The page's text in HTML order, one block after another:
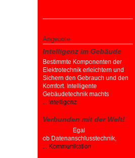
Angebote
Intelligenz im Gebäude
Bestimmte Komponenten der
Elektrotechnik erleichtern und
Sichern den Gebrauch und den
Komfort. Intelligente
Gebäudetechnik machts
... intelligenz
Verbunden mit der Welt!
Egal
ob Datenanschlusstechnik,
... Kommunikation